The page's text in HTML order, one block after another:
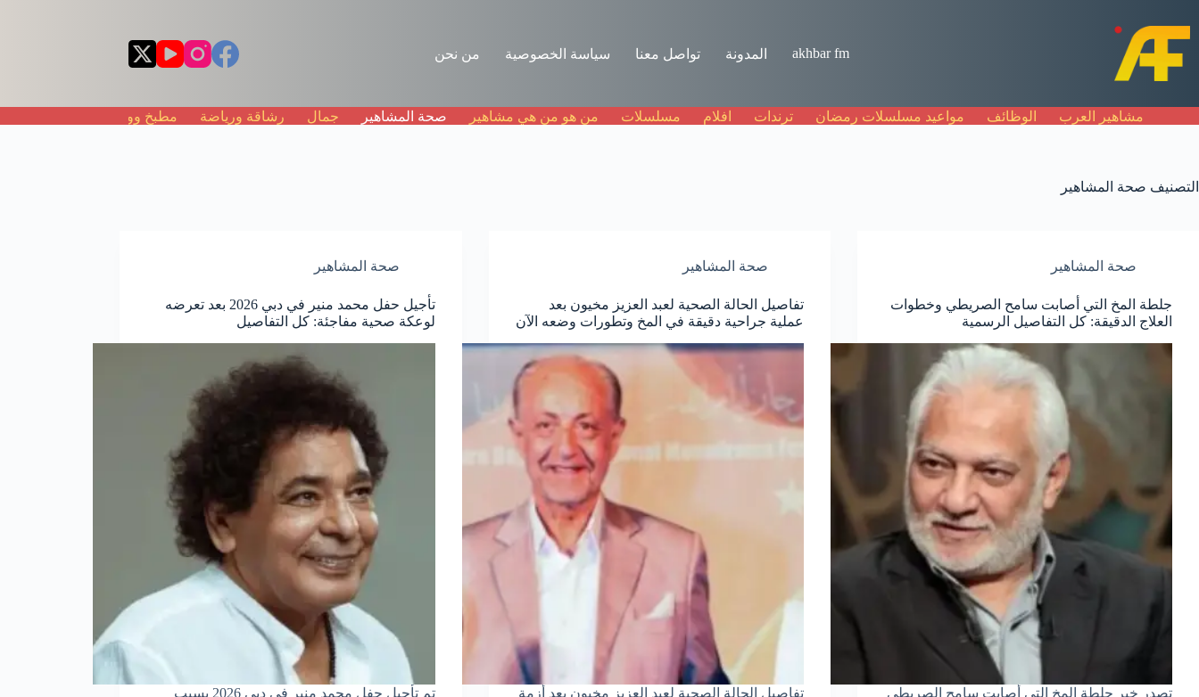
إلى
المحتوى
akhbar fm المدونة تواصل معنا سياسة الخصوصية من نحن
مشاهير العرب الوظائف مواعيد مسلسلات رمضان ترندات افلام مسلسلات من هو من هي مشاهير صحة المشاهير جمال رشاقة ورياضة مطبخ ووجبات
التصنيف صحة المشاهير
صحة المشاهير
جلطة المخ التي أصابت سامح الصريطي وخطوات
العلاج الدقيقة: كل التفاصيل الرسمية
تصدر خبر جلطة المخ التي أصابت سامح الصريطي
صحة المشاهير
تفاصيل الحالة الصحية لعبد العزيز مخيون بعد
عملية جراحية دقيقة في المخ وتطورات وضعه الآن
تفاصيل الحالة الصحية لعبد العزيز مخيون بعد أزمة
صحة المشاهير
تأجيل حفل محمد منير في دبي 2026 بعد تعرضه
لوعكة صحية مفاجئة: كل التفاصيل
تم تأجيل حفل محمد منير في دبي 2026 بسبب